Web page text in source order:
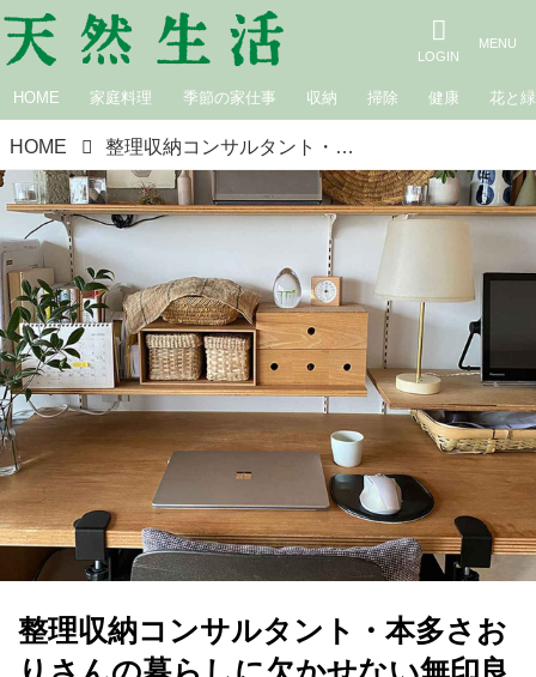
HOME 家庭料理 季節の家仕事 収納 掃除 健康 花と緑
HOME 整理収納コンサルタント・本多さおりさんの暮らしに欠かせない無印良品の愛用品｜頼りになる、私の無印良品
整理収納コンサルタント・本多さお